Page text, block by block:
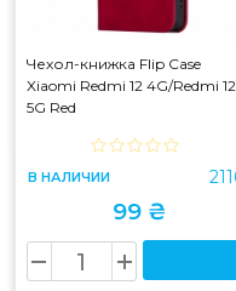
Чехол-книжка Flip Case
Xiaomi Redmi 12 4G/Redmi 12
5G Red
В НАЛИЧИИ
99 ₴